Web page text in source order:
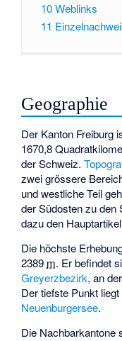
10Weblinks
11
Geographie
Der Kanton Freiburg
1670,8
der Schweiz.
zwei grössere
und westliche Teil
der Südosten zu
dazu den
Die höchste
2389 m. Er befindet
Greyerzbezirk, an
Der tiefste Punkt
Neuenburgersee.
Die Nachbarkantone